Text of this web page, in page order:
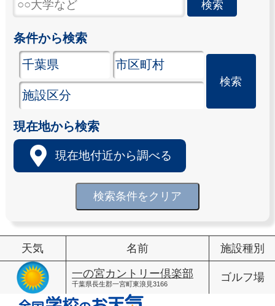
条件から検索
現在地から検索
現在地付近から調べる
検索条件をクリア
天気 名前 施設種別
一の宮カントリー倶楽部
千葉県長生郡一宮町東浪見3166
ゴルフ場